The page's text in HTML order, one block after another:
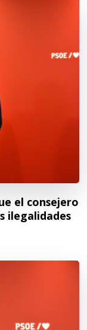
el consejero
ilegalidades